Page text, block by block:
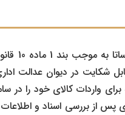
شکایت در دیوان عدالت
واردات کالای خود را در
از بررسی اسناد و اطلاعات